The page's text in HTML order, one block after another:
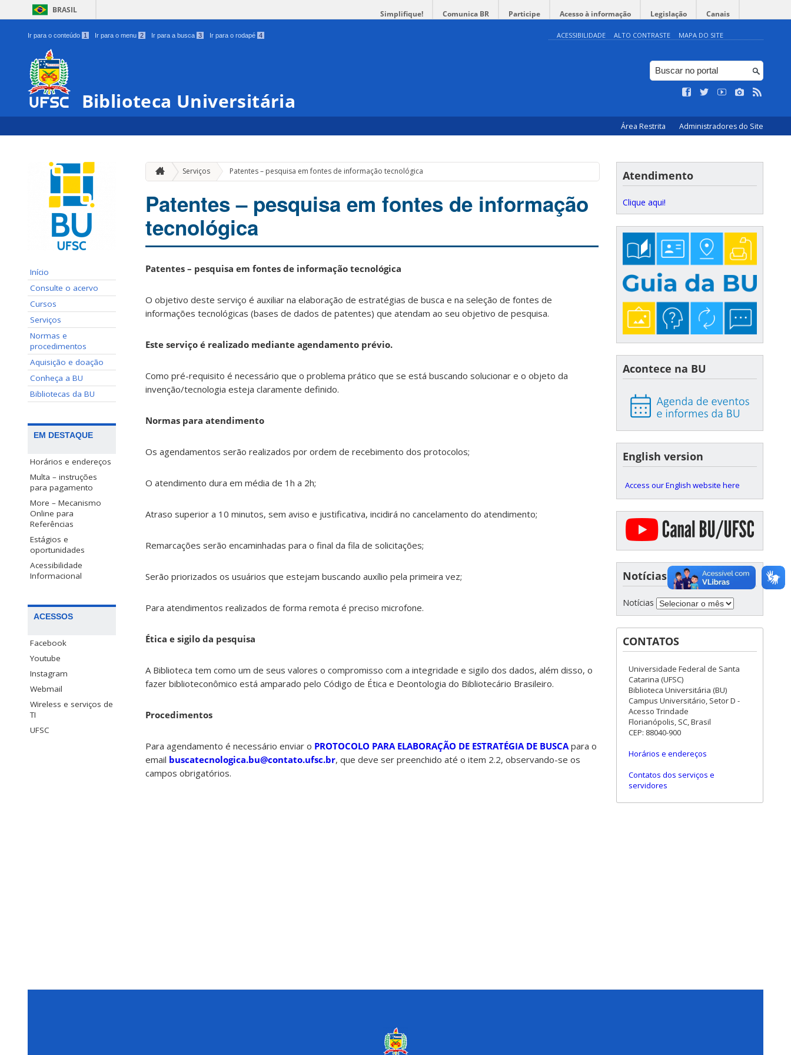
BRASIL Simplifique! Comunica BR Participe Acesso à informação Legislação Canais
Ir para o conteúdo 1 Ir para o menu 2 Ir para a busca 3 Ir para o rodapé 4 ACESSIBILIDADE ALTO CONTRASTE MAPA DO SITE
Biblioteca Universitária
Área Restrita Administradores do Site
Início
Consulte o acervo
Cursos
Serviços
Normas e
procedimentos
Aquisição e doação
Conheça a BU
Bibliotecas da BU
EM DESTAQUE
Horários e endereços
Multa – instruções
para pagamento
More – Mecanismo
Online para
Referências
Estágios e
oportunidades
Acessibilidade
Informacional
ACESSOS
Facebook
Youtube
Instagram
Webmail
Wireless e serviços de
TI
UFSC
Serviços Patentes – pesquisa em fontes de informação tecnológica
Patentes – pesquisa em fontes de informação
tecnológica
Patentes – pesquisa em fontes de informação tecnológica
O objetivo deste serviço é auxiliar na elaboração de estratégias de busca e na seleção de fontes de
informações tecnológicas (bases de dados de patentes) que atendam ao seu objetivo de pesquisa.
Este serviço é realizado mediante agendamento prévio.
Como pré-requisito é necessário que o problema prático que se está buscando solucionar e o objeto da
invenção/tecnologia esteja claramente definido.
Normas para atendimento
Os agendamentos serão realizados por ordem de recebimento dos protocolos;
O atendimento dura em média de 1h a 2h;
Atraso superior a 10 minutos, sem aviso e justificativa, incidirá no cancelamento do atendimento;
Remarcações serão encaminhadas para o final da fila de solicitações;
Serão priorizados os usuários que estejam buscando auxílio pela primeira vez;
Para atendimentos realizados de forma remota é preciso microfone.
Ética e sigilo da pesquisa
A Biblioteca tem como um de seus valores o compromisso com a integridade e sigilo dos dados, além disso, o
fazer biblioteconômico está amparado pelo Código de Ética e Deontologia do Bibliotecário Brasileiro.
Procedimentos
Para agendamento é necessário enviar o PROTOCOLO PARA ELABORAÇÃO DE ESTRATÉGIA DE BUSCApara o
email buscatecnologica.bu@contato.ufsc.br, que deve ser preenchido até o item 2.2, observando-se os
campos obrigatórios.
Atendimento
Clique aqui!
Acontece na BU
English version
Access our English website here
Notícias
Notícias
CONTATOS
Universidade Federal de Santa
Catarina (UFSC)
Biblioteca Universitária (BU)
Campus Universitário, Setor D -
Acesso Trindade
Florianópolis, SC, Brasil
CEP: 88040-900
Horários e endereços
Contatos dos serviços e
servidores